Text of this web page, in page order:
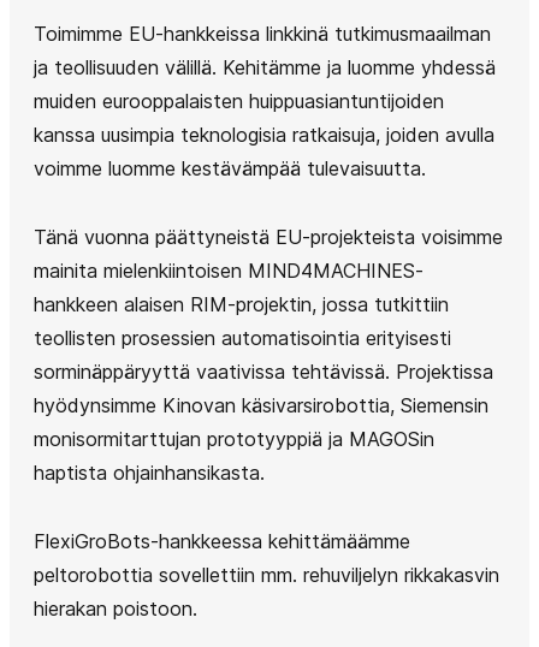
Toimimme EU-hankkeissa linkkinä tutkimusmaailman
ja teollisuuden välillä. Kehitämme ja luomme yhdessä
muiden eurooppalaisten huippuasiantuntijoiden
kanssa uusimpia teknologisia ratkaisuja, joiden avulla
voimme luomme kestävämpää tulevaisuutta.
Tänä vuonna päättyneistä EU-projekteista voisimme
mainita mielenkiintoisen MIND4MACHINES-
hankkeen alaisen RIM-projektin, jossa tutkittiin
teollisten prosessien automatisointia erityisesti
sorminäppäryyttä vaativissa tehtävissä. Projektissa
hyödynsimme Kinovan käsivarsirobottia, Siemensin
monisormitarttujan prototyyppiä ja MAGOSin
haptista ohjainhansikasta.
FlexiGroBots-hankkeessa kehittämäämme
peltorobottia sovellettiin mm. rehuviljelyn rikkakasvin
hierakan poistoon.